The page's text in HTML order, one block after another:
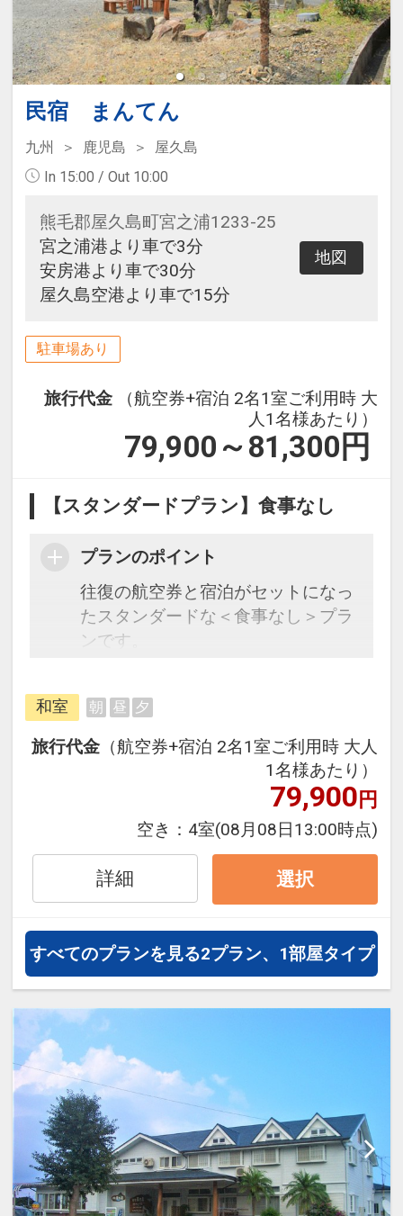
民宿 まんてん
九州 鹿児島
屋久島
In 15:00 / Out 10:00
熊毛郡屋久島町宮之浦1233-25
宮之浦港より車で3分
安房港より車で30分
屋久島空港より車で15分
地図
駐車場あり
旅行代金
（航空券+宿泊 2名1室ご利用時 大
人1名様あたり）
79,900～81,300 円
【スタンダードプラン】食事なし
プランのポイント
往復の航空券と宿泊がセットになっ
たスタンダードな＜食事なし＞プラ
ンです。
できるダイナミックパッケージだか
ら、一都市滞在はもちろん周遊旅行
にも最適！
旅行期間中の1泊だけの宿泊や延
泊・飛び泊なども自由自在です。
フライトは、安心のJAL（または
JALグループ）確約！フライトマイ
ル50%貯まります。
オプションでレンタカーや現地交
通・体験プランなどの追加（同時予
約）が可能なプランもございます。
和室 朝 昼 夕
旅行代金 （航空券+宿泊 2名1室ご利用時 大人
1名様あたり）
79,900円
空き： 4室(08月08日13:00時点)
詳細 選択
すべてのプランを見る2プラン、1部屋タイプ